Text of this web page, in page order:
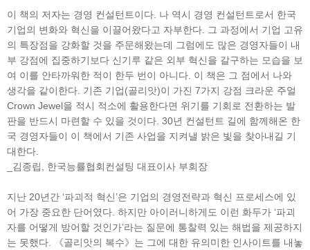
이 책의 저자는 경영 컨설턴트이다. 나 역시 경영 컨설턴트로서 한국
기업의 변화와 혁신을 이끌어왔다고 자부한다. 그 과정에서 기업 고유
의 특장점을 강화할 것을 주문해왔는데 그럼에도 많은 경영자들이 내
부 강점에 집중하기보다 신기루 같은 외부 혁신을 갈구하는 모습을 보
여 이를 안타까워한 적이 한두 번이 아니다. 이 책은 그 점에서 나와
생각을 같이한다. 기존 기업(골리앗)이 가진 7가지 강점 크라운 주얼
Crown Jewel을 적시 적소에 활용한다면 위기를 기회로 전환하는 발
판을 반드시 마련할 수 있을 것이다. 30년 컨설턴트 길에 함께해온 한
국 경영자들이 이 책에서 기존 사업을 지켜낼 밝은 빛을 찾아내길 기
대한다.
_김종립, 한국능률협회컨설팅 대표이사 부회장
지난 20년간 ‘파괴적 혁신’은 기업의 경영전략과 혁신 프로세스에 있
어 가장 중요한 단어였다. 하지만 아이러니하게도 이런 화두가 ‘파괴
자를 어떻게 방어할 것인가’라는 질문에 통찰력 있는 해법을 제공하지
는 못했다. 《골리앗의 복수》는 그에 대한 유의미한 인사이트를 내놓